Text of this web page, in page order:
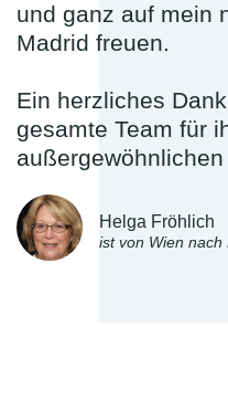
und ganz auf mein
Madrid freuen.
Ein herzliches
gesamte Team für
Helga Fröhlich
ist von Wien nach